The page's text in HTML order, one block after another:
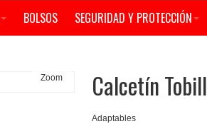
BOLSOS SEGURIDAD Y PROTECCIÓN
Zoom Calcetín
Adaptables